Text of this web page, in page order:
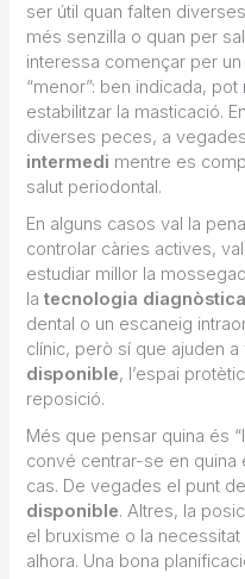
ser útil quan falten
més senzilla o quan per
interessa començar per
“menor”: ben indicada, pot
estabilitzar la masticació.
diverses peces, a
intermedi mentre es
salut periodontal.
En alguns casos val la
controlar càries actives,
estudiar millor la
latecnologia diagnòstica
dental o un escaneig
clínic, però sí que ajuden
disponible, l’espai
reposició.
Més que pensar quina és
convé centrar-se en quina
cas. De vegades el punt
disponible. Altres, la
el bruxisme o la
alhora. Una bona